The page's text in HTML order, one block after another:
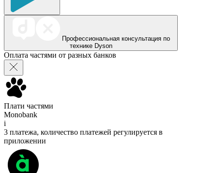
Профессиональная консультация по
технике Dyson
Оплата частями от разных банков
Плати частями
Monobank
i
3 платежа, количество платежей регулируется в
приложении